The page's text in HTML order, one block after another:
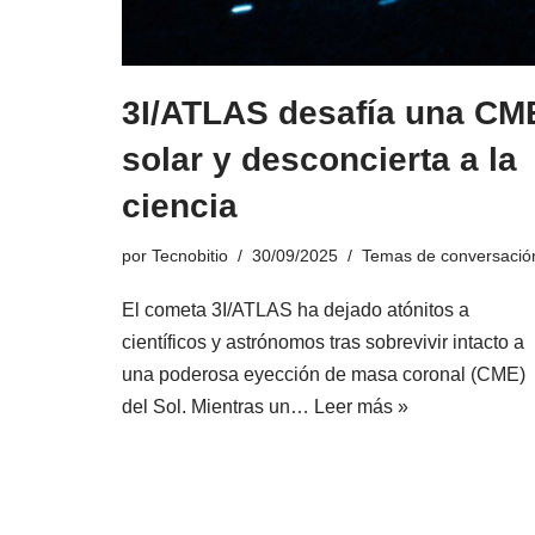
3I/ATLAS desafía una
solar y desconcierta a la
ciencia
por Tecnobitio 30/09/2025 Temas de
El cometa 3I/ATLAS ha dejado atónitos a
científicos y astrónomos tras sobrevivir intacto a
una poderosa eyección de masa coronal (CME)
del Sol. Mientras un… Leer más »